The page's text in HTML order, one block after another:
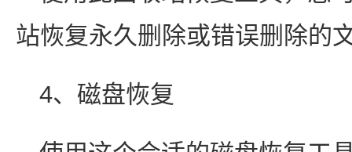
站恢复永久删除或错误删除的
4、磁盘恢复